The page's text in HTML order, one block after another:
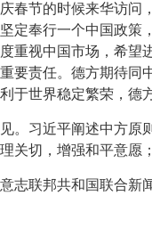
春节的时候来华访
定奉行一个中国政
重视中国市场，希
要责任。德方期待
于世界稳定繁荣，德
。习近平阐述中方
关切，增强和平意愿
志联邦共和国联合新